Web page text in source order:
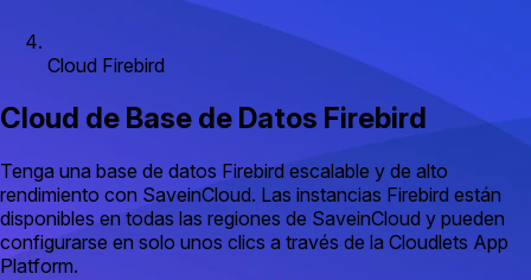
Cloud Firebird
Cloud de Base de Datos Firebird
Tenga una base de datos Firebird escalable y de alto
rendimiento con SaveinCloud. Las instancias Firebird están
disponibles en todas las regiones de SaveinCloud y pueden
configurarse en solo unos clics a través de la Cloudlets App
Platform.